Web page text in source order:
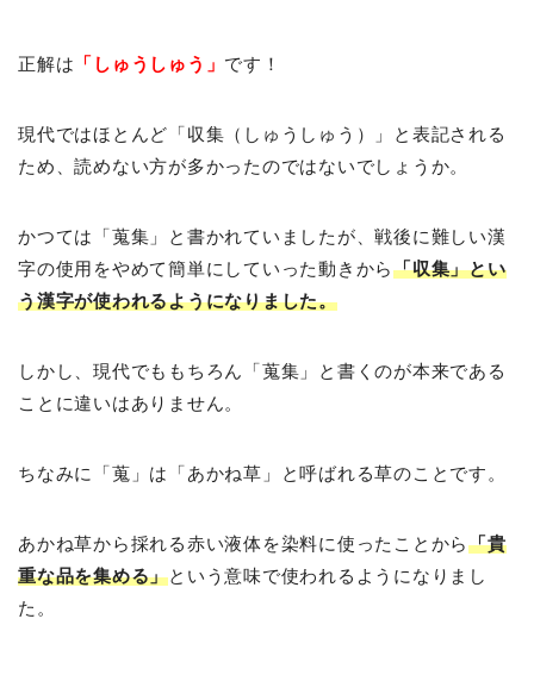
正解は 「しゅうしゅう」 です！
現代ではほとんど「収集（しゅうしゅう）」と表記される
ため、読めない方が多かったのではないでしょうか。
かつては「蒐集」と書かれていましたが、戦後に難しい漢
字の使用をやめて簡単にしていった動きから「収集」とい
う漢字が使われるようになりました。
しかし、現代でももちろん「蒐集」と書くのが本来である
ことに違いはありません。
ちなみに「蒐」は「あかね草」と呼ばれる草のことです。
あかね草から採れる赤い液体を染料に使ったことから「貴
重な品を集める」という意味で使われるようになりまし
た。